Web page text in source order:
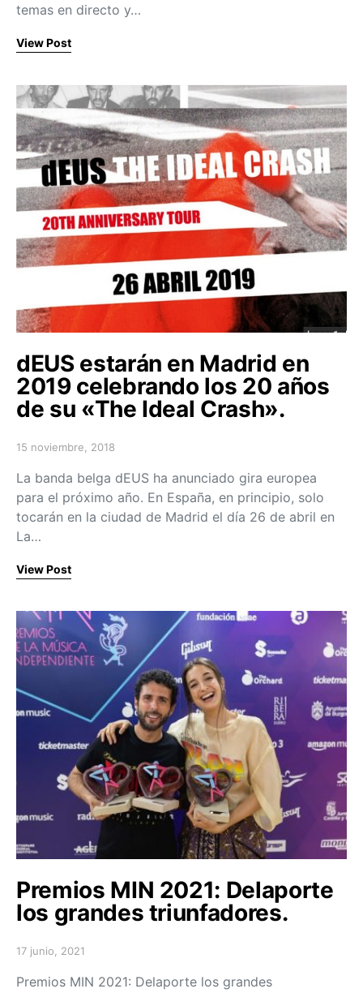
temas en directo y…
View Post
dEUS estarán en Madrid en
2019 celebrando los 20 años
de su «The Ideal Crash».
Posted on
15 noviembre, 2018
La banda belga dEUS ha anunciado gira europea
para el próximo año. En España, en principio, solo
tocarán en la ciudad de Madrid el día 26 de abril en
La…
View Post
Premios MIN 2021: Delaporte
los grandes triunfadores.
Posted on
17 junio, 2021
Premios MIN 2021: Delaporte los grandes